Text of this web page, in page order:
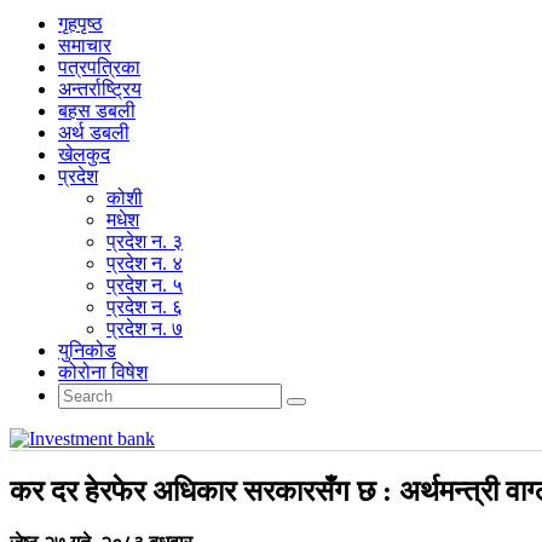
गृहपृष्‍ठ
समाचार
पत्रपत्रिका
अन्तर्राष्ट्रिय
बहस डबली
अर्थ डबली
खेलकुद
प्रदेश
कोशी
मधेश
प्रदेश न. ३
प्रदेश न. ४
प्रदेश न. ५
प्रदेश न. ६
प्रदेश न. ७
युनिकोड
कोरोना विषेश
कर दर हेरफेर अधिकार सरकारसँग छ : अर्थमन्त्री